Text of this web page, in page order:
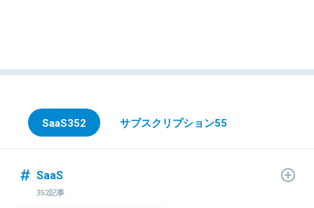
SaaS352 サブスクリプション55
SaaS
352記事